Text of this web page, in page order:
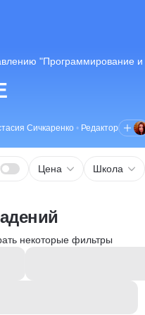
"Программирование и
Сичкаренко • Редактор
Цена Школа
некоторые фильтры